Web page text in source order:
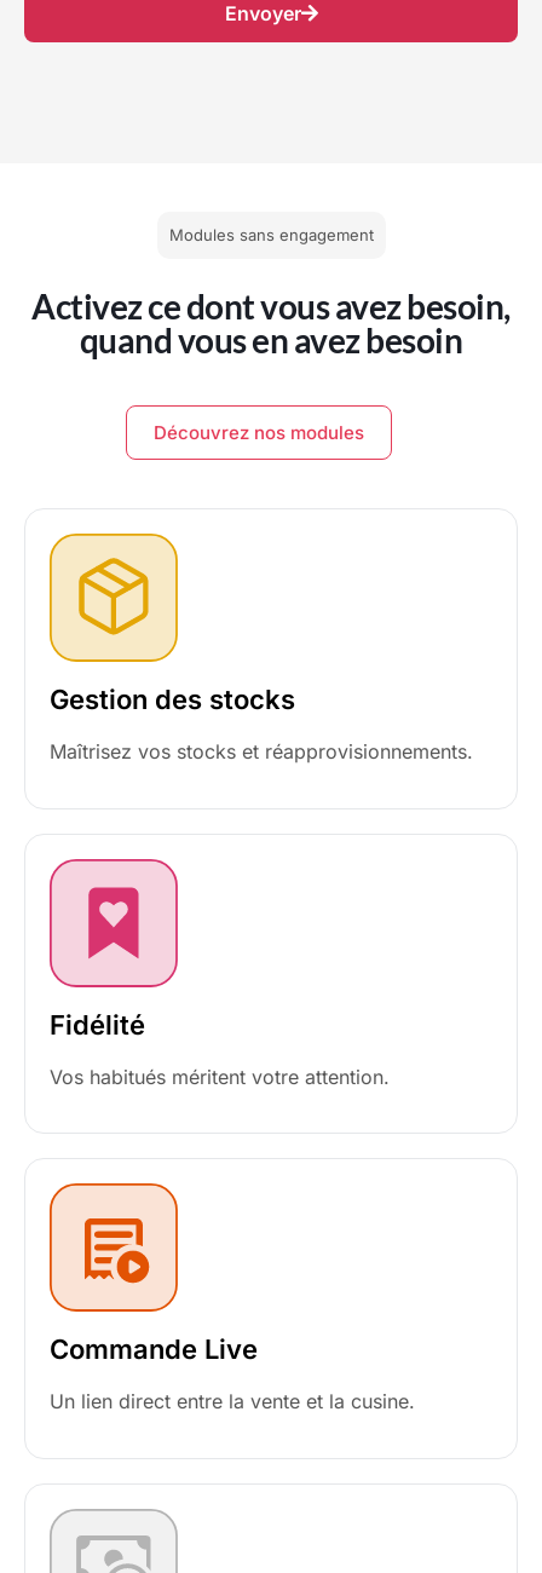
Envoyer
Modules sans engagement
Activez ce dont vous avez besoin,
quand vous en avez besoin
Découvrez nos modules
Gestion des stocks
Maîtrisez vos stocks et réapprovisionnements.
Fidélité
Vos habitués méritent votre attention.
Commande Live
Un lien direct entre la vente et la cusine.